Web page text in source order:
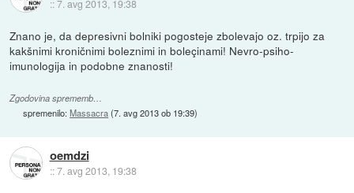
::7. avg 2013, 19:38
Znano je, da depresivni bolniki pogosteje zbolevajo oz. trpijo za
kakšnimi kroničnimi boleznimi in boleçinami! Nevro-psiho-
imunologija in podobne znanosti!
Zgodovina sprememb…
spremenilo:Massacra(7. avg 2013 ob 19:39)
oemdzi
::7. avg 2013, 19:38